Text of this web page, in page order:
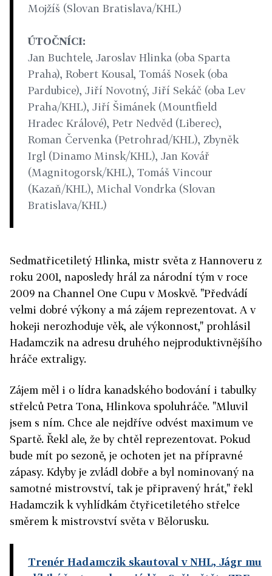
Mojžíš (Slovan Bratislava/KHL)
ÚTOČNÍCI:
Jan Buchtele, Jaroslav Hlinka (oba Sparta
Praha), Robert Kousal, Tomáš Nosek (oba
Pardubice), Jiří Novotný, Jiří Sekáč (oba Lev
Praha/KHL), Jiří Šimánek (Mountfield
Hradec Králové), Petr Nedvěd (Liberec),
Roman Červenka (Petrohrad/KHL), Zbyněk
Irgl (Dinamo Minsk/KHL), Jan Kovář
(Magnitogorsk/KHL), Tomáš Vincour
(Kazaň/KHL), Michal Vondrka (Slovan
Bratislava/KHL)
Sedmatřicetiletý Hlinka, mistr světa z Hannoveru z
roku 2001, naposledy hrál za národní tým v roce
2009 na Channel One Cupu v Moskvě. "Předvádí
velmi dobré výkony a má zájem reprezentovat. A v
hokeji nerozhoduje věk, ale výkonnost," prohlásil
Hadamczik na adresu druhého nejproduktivnějšího
hráče extraligy.
Zájem měl i o lídra kanadského bodování i tabulky
střelců Petra Tona, Hlinkova spoluhráče. "Mluvil
jsem s ním. Chce ale nejdříve odvést maximum ve
Spartě. Řekl ale, že by chtěl reprezentovat. Pokud
bude mít po sezoně, je ochoten jet na přípravné
zápasy. Kdyby je zvládl dobře a byl nominovaný na
samotné mistrovství, tak je připravený hrát," řekl
Hadamczik k vyhlídkám čtyřicetiletého střelce
směrem k mistrovství světa v Bělorusku.
Trenér Hadamczik skautoval v NHL, Jágr mu